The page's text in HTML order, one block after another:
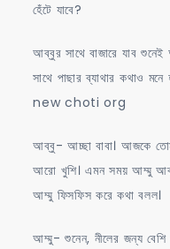
হেঁটে যাবে?
আব্বুর সাথে বাজারে যাব
সাথে পাছার ব্যাথার কথাও
new choti org
আব্বু- আচ্ছা বাবা। আজকে
আরো খুশি। এমন সময় আম্মু
আম্মু ফিসফিস করে কথা বলল।
আম্মু- শুনেন, নীলের জন্য